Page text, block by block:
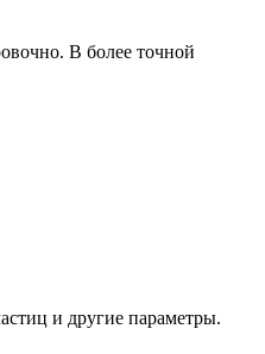
В более точной
и другие параметры.